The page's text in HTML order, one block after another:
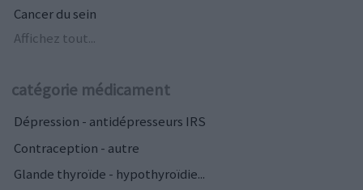
Cancer du sein
Affichez tout...
catégorie médicament
Dépression - antidépresseurs IRS
Contraception - autre
Glande thyroïde - hypothyroïdie...